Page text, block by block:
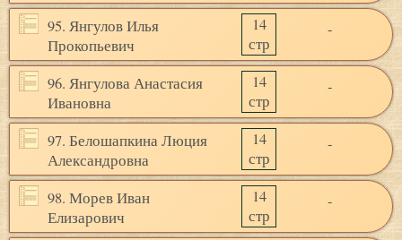
95. Янгулов Илья
Прокопьевич
14
стр
-
96. Янгулова Анастасия
Ивановна
14
стр
-
97. Белошапкина Люция
Александровна
14
стр
-
98. Морев Иван
Елизарович
14
стр
-